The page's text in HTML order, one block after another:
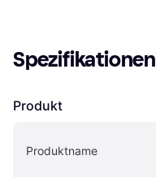
Spezifikationen
Produkt
Produktname